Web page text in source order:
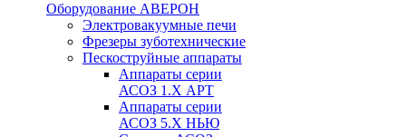
Оборудование АВЕРОН
Электровакуумные печи
Фрезеры зуботехнические
Пескоструйные аппараты
Аппараты серии
АСОЗ 1.Х АРТ
Аппараты серии
АСОЗ 5.Х НЬЮ